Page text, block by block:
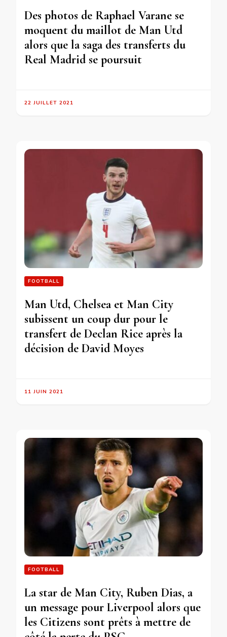
Des photos de Raphael Varane se
moquent du maillot de Man Utd
alors que la saga des transferts du
Real Madrid se poursuit
22 JUILLET 2021
FOOTBALL
Man Utd, Chelsea et Man City
subissent un coup dur pour le
transfert de Declan Rice après la
décision de David Moyes
11 JUIN 2021
FOOTBALL
La star de Man City, Ruben Dias, a
un message pour Liverpool alors que
les Citizens sont prêts à mettre de